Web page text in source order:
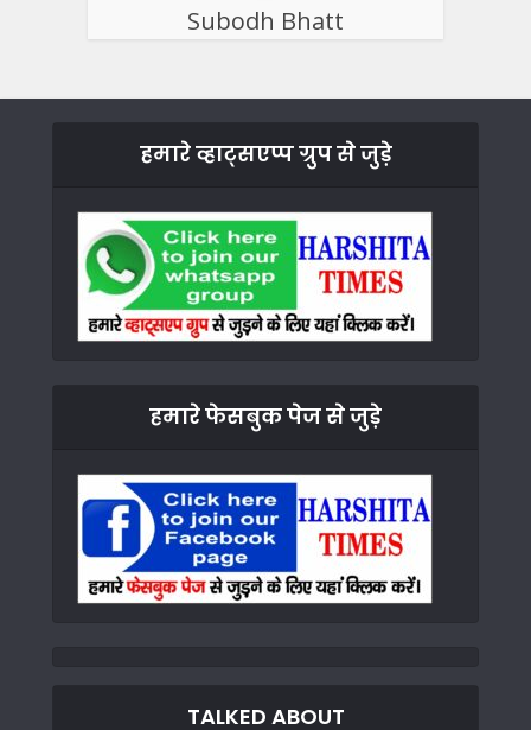
Subodh Bhatt
हमारे व्हाट्सएप्प ग्रुप से जुड़े
हमारे फेसबुक पेज से जुड़े
TALKED ABOUT